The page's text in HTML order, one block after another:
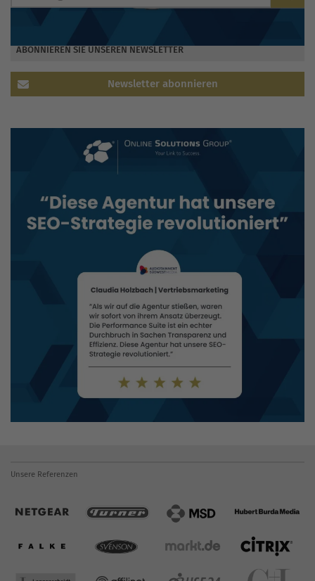
ABONNIEREN SIE UNSEREN NEWSLETTER
Newsletter abonnieren
Unsere Referenzen